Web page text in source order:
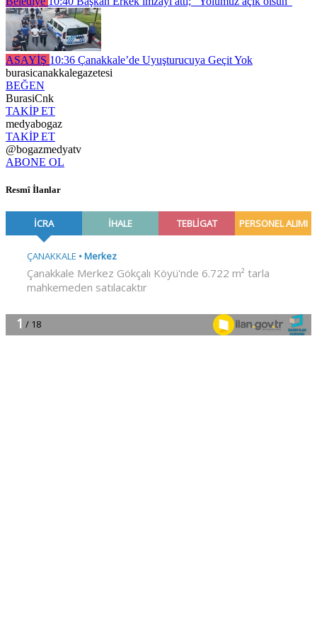
ASAYİŞ 10:36 Çanakkale’de Uyuşturucuya Geçit Yok
burasicanakkalegazetesi
BEĞEN
BurasiCnk
TAKİP ET
medyabogaz
TAKİP ET
@bogazmedyatv
ABONE OL
Resmî İlanlar